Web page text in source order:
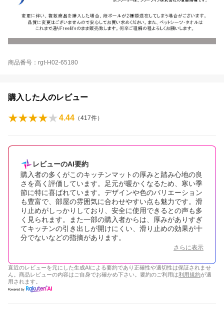
商品番号：rgt-H02-65180
購入した人のレビュー
4.44 （417件）
レビューのAI要約
購入者の多くがこのキッチンマットの厚みと踏み心地の良
さを高く評価しています。足元が暖かくなるため、寒い季
節に特に喜ばれています。デザインや色のバリエーション
も豊富で、部屋の雰囲気に合わせやすい点も魅力です。滑
り止めがしっかりしており、安全に使用できるとの声も多
く見られます。また一部の購入者からは、厚みがありすぎ
てキッチンの引き出しが開けにくい、滑り止めの効果が十
分でないなどの指摘があります。
さらに表示
直近のレビューを元にした生成AIによる要約であり正確性や適切性は保証されませ
ん。商品レビューの内容はご自身でお確かめ下さい。要約のご利用は利用規約が適
用されます。